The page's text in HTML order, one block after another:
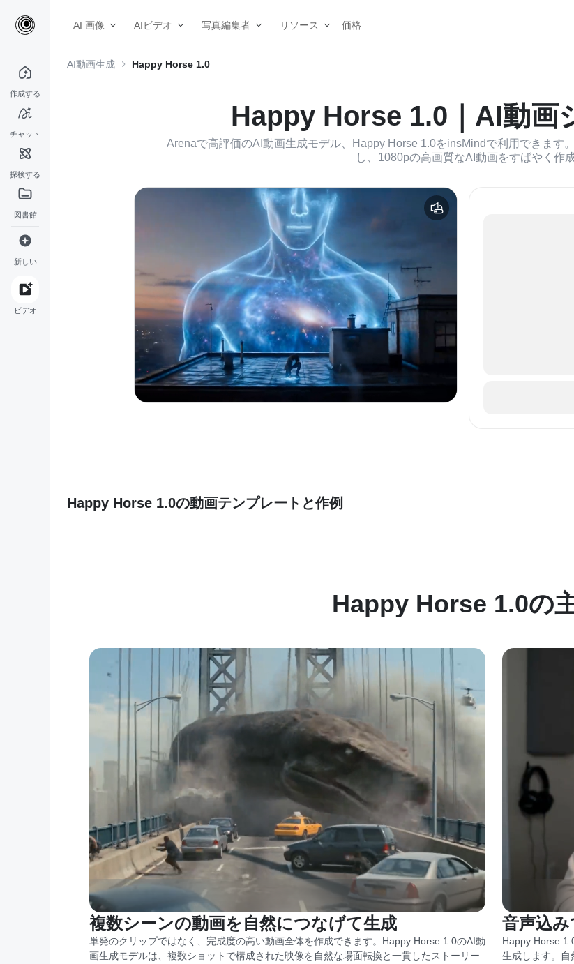
AI 画像 AIビデオ 写真編集者 リソース 価格
作成する
チャット
探検する
図書館
新しい
ビデオ
AI動画生成 Happy Horse 1.0
Happy Horse 1.0｜AI動画
Arenaで高評価のAI動画生成モデル、Happy Horse 1.0をinsMindで利用できます
し、1080pの高画質なAI動画をすばやく作
Happy Horse 1.0の動画テンプレートと作例
Happy Horse 1.0の
複数シーンの動画を自然につなげて生成
単発のクリップではなく、完成度の高い動画全体を作成できます。Happy Horse 1.0のAI動
画生成モデルは、複数ショットで構成された映像を自然な場面転換と一貫したストーリー
音声込
Happy Horse
生成します。自